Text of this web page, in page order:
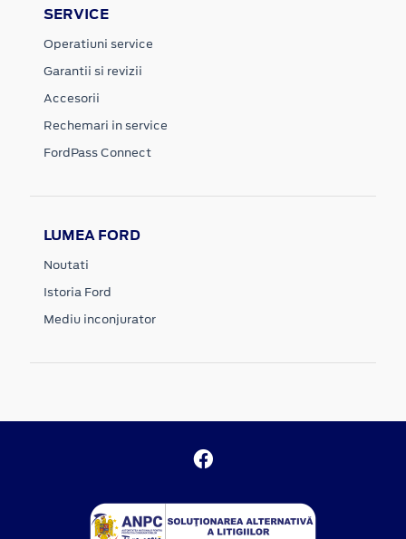
SERVICE
Operatiuni service
Garantii si revizii
Accesorii
Rechemari in service
FordPass Connect
LUMEA FORD
Noutati
Istoria Ford
Mediu inconjurator